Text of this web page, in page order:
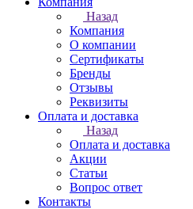
Назад
Компания
О компании
Сертификаты
Бренды
Отзывы
Реквизиты
Оплата и доставка
Назад
Оплата и доставка
Акции
Статьи
Вопрос ответ
Контакты